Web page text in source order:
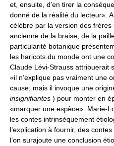
et, ensuite, d’en tirer la
donné de la réalité du lecteur».
célèbre par la version des frères
ancienne de la braise, de la
particularité botanique
les haricots du monde ont une
Claude Lévi-Strauss attribuerait
«il n’explique pas vraiment une
cause; mais il invoque une
insignifiantes ) pour monter en
«marquer une espèce». Marie-
les contes intrinsèquement
l’explication à fournir, des
l’on surajoute une conclusion